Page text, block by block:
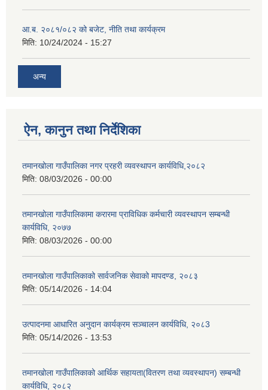
आ.ब. २०८१/०८२ को बजेट, नीति तथा कार्यक्रम
मिति: 10/24/2024 - 15:27
अन्य
ऐन, कानुन तथा निर्देशिका
तमानखोला गाउँपालिका नगर प्रहरी व्यवस्थापन कार्यविधि,२०८२
मिति: 08/03/2026 - 00:00
तमानखोला गाउँपालिकामा करारमा प्राविधिक कर्मचारी व्यवस्थापन सम्बन्धी
कार्यविधि, २०७७
मिति: 08/03/2026 - 00:00
तमानखोला गाउँपालिकाको सार्वजनिक सेवाको मापदण्ड, २०८३
मिति: 05/14/2026 - 14:04
उत्पादनमा आधारित अनुदान कार्यक्रम सञ्चालन कार्यविधि, २०८3
मिति: 05/14/2026 - 13:53
तमानखोला गाउँपालिकाको आर्थिक सहायता(वितरण तथा व्यवस्थापन) सम्बन्धी
कार्यविधि, २०८२